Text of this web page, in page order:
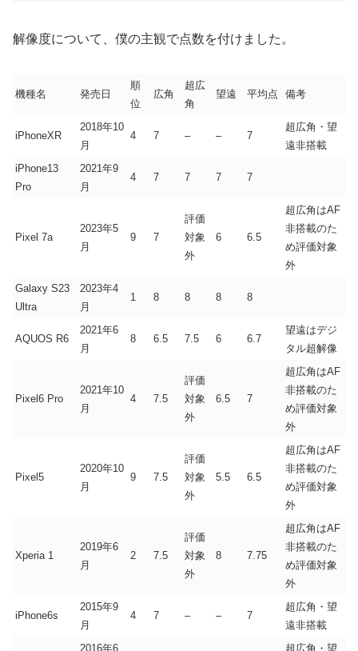
解像度について、僕の主観で点数を付けました。
機種名 発売日
順
位
広角
超広
角
望遠 平均点 備考
iPhoneXR
2018年10
月
4 7 – – 7
超広角・望
遠非搭載
iPhone13
Pro
2021年9
月
4 7 7 7 7
Pixel 7a
2023年5
月
9 7
評価
対象
外
6 6.5
超広角はAF
非搭載のた
め評価対象
外
Galaxy S23
Ultra
2023年4
月
1 8 8 8 8
AQUOS R6
2021年6
月
8 6.5 7.5 6 6.7
望遠はデジ
タル超解像
Pixel6 Pro
2021年10
月
4 7.5
評価
対象
外
6.5 7
超広角はAF
非搭載のた
め評価対象
外
Pixel5
2020年10
月
9 7.5
評価
対象
外
5.5 6.5
超広角はAF
非搭載のた
め評価対象
外
Xperia 1
2019年6
月
2 7.5
評価
対象
外
8 7.75
超広角はAF
非搭載のた
め評価対象
外
iPhone6s
2015年9
月
4 7 – – 7
超広角・望
遠非搭載
2016年6
超広角・望